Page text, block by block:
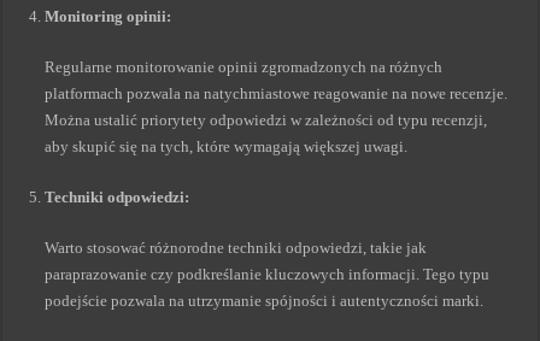
Monitoring opinii:
Regularne monitorowanie opinii zgromadzonych na różnych
platformach pozwala na natychmiastowe reagowanie na nowe recenzje.
Można ustalić priorytety odpowiedzi w zależności od typu recenzji,
aby skupić się na tych, które wymagają większej uwagi.
Techniki odpowiedzi:
Warto stosować różnorodne techniki odpowiedzi, takie jak
paraprazowanie czy podkreślanie kluczowych informacji. Tego typu
podejście pozwala na utrzymanie spójności i autentyczności marki.